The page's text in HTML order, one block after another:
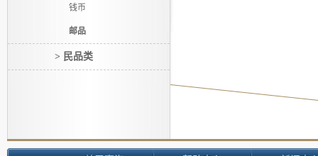
钱币
邮品
> 民品类